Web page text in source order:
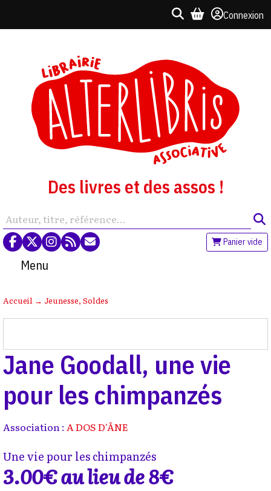
Connexion
Des livres et des assos !
Panier vide
Menu
Accueil → Jeunesse, Soldes
Jane Goodall, une vie
pour les chimpanzés
Association : A DOS D'ÂNE
Une vie pour les chimpanzés
3.00€ au lieu de 8€